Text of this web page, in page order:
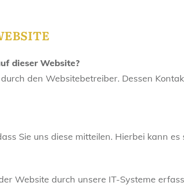
dieser Website?
den Websitebetreiber. Dessen
Sie uns diese mitteilen. Hierbei kann es
Website durch unsere IT-Systeme